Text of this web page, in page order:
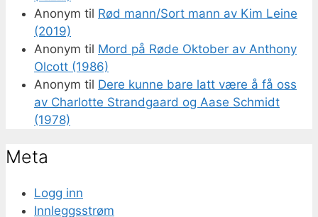
Anonym til Rød mann/Sort mann av Kim Leine
(2019)
Anonym til Mord på Røde Oktober av Anthony
Olcott (1986)
Anonym til Dere kunne bare latt være å få oss
av Charlotte Strandgaard og Aase Schmidt
(1978)
Meta
Logg inn
Innleggsstrøm